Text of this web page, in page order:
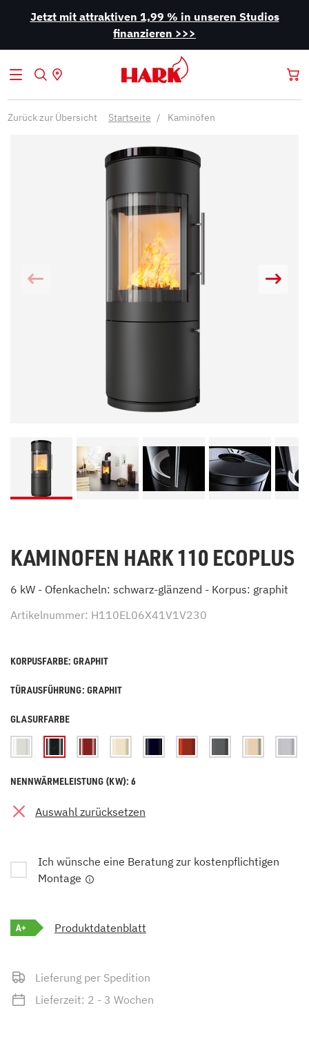
Jetzt mit attraktiven 1,99 % in unseren Studios
finanzieren >>>
Zurück zur Übersicht Startseite Kaminöfen
KAMINOFEN HARK 110 ECOPLUS
6 kW - Ofenkacheln: schwarz-glänzend - Korpus: graphit
Artikelnummer: H110EL06X41V1V230
KORPUSFARBE: GRAPHIT
TÜRAUSFÜHRUNG: GRAPHIT
GLASURFARBE
NENNWÄRMELEISTUNG (KW): 6
Auswahl zurücksetzen
Ich wünsche eine Beratung zur kostenpflichtigen
Montage
A+ Produktdatenblatt
Lieferung per Spedition
Lieferzeit: 2 - 3 Wochen